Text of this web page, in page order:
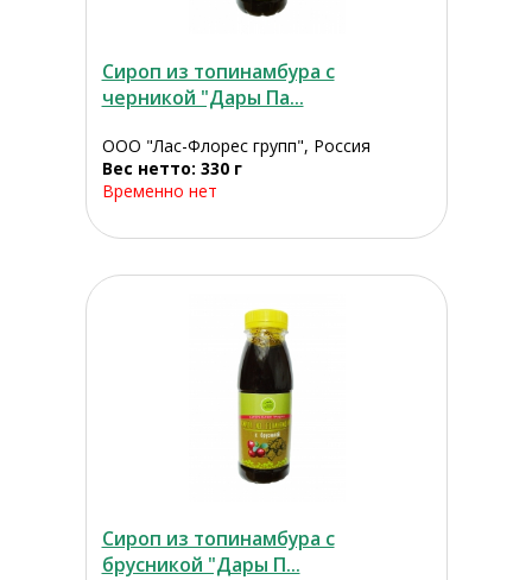
Сироп из топинамбура с
черникой "Дары Па...
ООО "Лас-Флорес групп", Россия
Вес нетто: 330 г
Временно нет
Сироп из топинамбура с
брусникой "Дары П...